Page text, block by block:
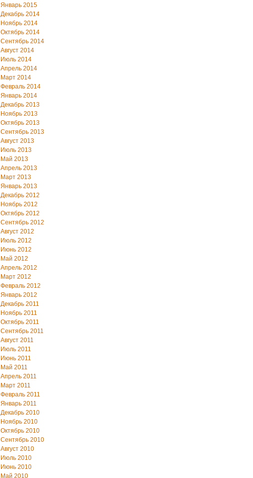
Январь 2015
Декабрь 2014
Ноябрь 2014
Октябрь 2014
Сентябрь 2014
Август 2014
Июль 2014
Апрель 2014
Март 2014
Февраль 2014
Январь 2014
Декабрь 2013
Ноябрь 2013
Октябрь 2013
Сентябрь 2013
Август 2013
Июль 2013
Май 2013
Апрель 2013
Март 2013
Январь 2013
Декабрь 2012
Ноябрь 2012
Октябрь 2012
Сентябрь 2012
Август 2012
Июль 2012
Июнь 2012
Май 2012
Апрель 2012
Март 2012
Февраль 2012
Январь 2012
Декабрь 2011
Ноябрь 2011
Октябрь 2011
Сентябрь 2011
Август 2011
Июль 2011
Июнь 2011
Май 2011
Апрель 2011
Март 2011
Февраль 2011
Январь 2011
Декабрь 2010
Ноябрь 2010
Октябрь 2010
Сентябрь 2010
Август 2010
Июль 2010
Июнь 2010
Май 2010